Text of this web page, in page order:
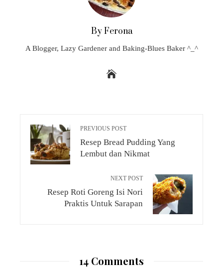
By Ferona
A Blogger, Lazy Gardener and Baking-Blues Baker ^_^
PREVIOUS POST
Resep Bread Pudding Yang
Lembut dan Nikmat
NEXT POST
Resep Roti Goreng Isi Nori
Praktis Untuk Sarapan
14 Comments